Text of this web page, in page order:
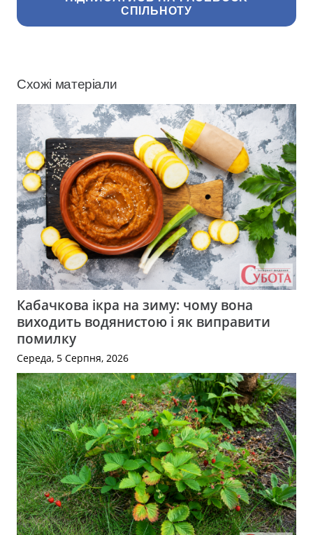
СПІЛЬНОТУ
Схожі матеріали
Кабачкова ікра на зиму: чому вона
виходить водянистою і як виправити
помилку
Середа, 5 Серпня, 2026